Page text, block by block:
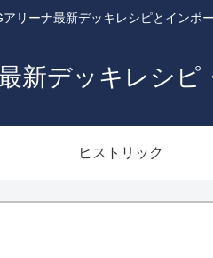
リーナ最新デッキレシピとインポ
新デッキレシピ
ヒストリック